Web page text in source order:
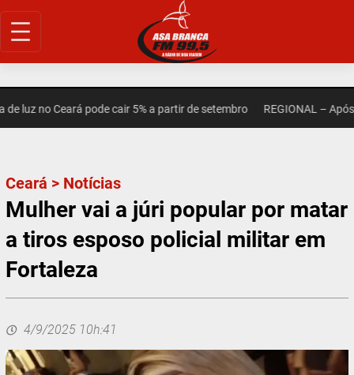
Pular
para
luz no Ceará pode cair 5% a partir de setembro REGIONAL – Após
Ceará > Notícias
Mulher vai a júri popular por matar
a tiros esposo policial militar em
Fortaleza
4/9/2025 10h:41